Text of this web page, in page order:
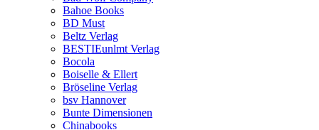
Bahoe Books
BD Must
Beltz Verlag
BESTIEunlmt Verlag
Bocola
Boiselle & Ellert
Bröseline Verlag
bsv Hannover
Bunte Dimensionen
Chinabooks